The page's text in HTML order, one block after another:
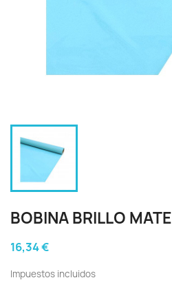
BOBINA BRILLO MATE
16,34 €
Impuestos incluidos